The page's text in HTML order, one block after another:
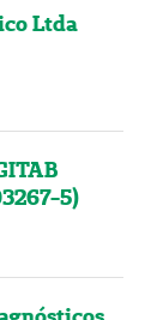
Ltda
5)